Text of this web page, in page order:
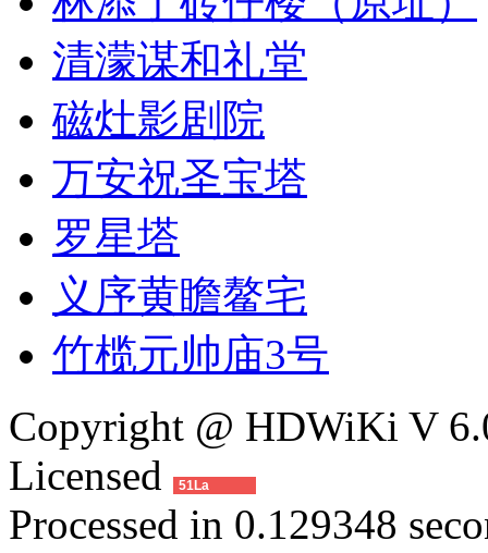
清濛谋和礼堂
磁灶影剧院
万安祝圣宝塔
罗星塔
义序黄瞻鳌宅
竹榄元帅庙3号
Copyright @ HDWiKi V
Licensed
51La
Processed in 0.129348